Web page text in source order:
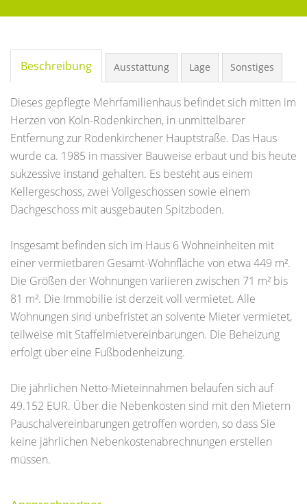
Beschreibung Ausstattung Lage Sonstiges
Dieses gepflegte Mehrfamilienhaus befindet sich mitten im
Herzen von Köln-Rodenkirchen, in unmittelbarer
Entfernung zur Rodenkirchener Hauptstraße. Das Haus
wurde ca. 1985 in massiver Bauweise erbaut und bis heute
sukzessive instand gehalten. Es besteht aus einem
Kellergeschoss, zwei Vollgeschossen sowie einem
Dachgeschoss mit ausgebauten Spitzboden.
Insgesamt befinden sich im Haus 6 Wohneinheiten mit
einer vermietbaren Gesamt-Wohnfläche von etwa 449 m².
Die Größen der Wohnungen variieren zwischen 71 m² bis
81 m². Die Immobilie ist derzeit voll vermietet. Alle
Wohnungen sind unbefristet an solvente Mieter vermietet,
teilweise mit Staffelmietvereinbarungen. Die Beheizung
erfolgt über eine Fußbodenheizung.
Die jährlichen Netto-Mieteinnahmen belaufen sich auf
49.152 EUR. Über die Nebenkosten sind mit den Mietern
Pauschalvereinbarungen getroffen worden, so dass Sie
keine jährlichen Nebenkostenabrechnungen erstellen
müssen.